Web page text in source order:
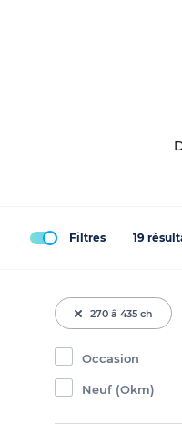
Filtres 19
270 â 435 ch
Occasion
Neuf (Okm)